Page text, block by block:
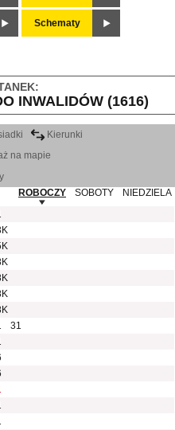
Schematy
INWALIDÓW (1616)
Kierunki
na mapie
ROBOCZY
SOBOTY
NIEDZIELA
31